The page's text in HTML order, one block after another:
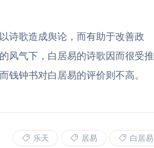
诗歌造成舆论，而有助于改善政
风气下，白居易的诗歌因而很受推
钟书对白居易的评价则不高。
乐天 居易 白居易